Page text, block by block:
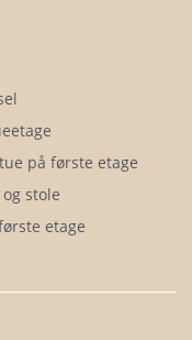
på første etage
stole
etage